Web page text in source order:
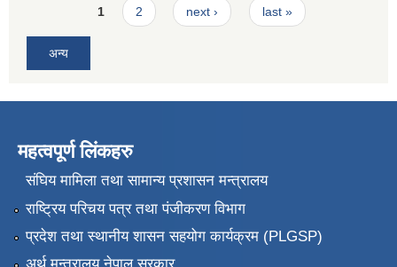
Pages1 2 next › last »
अन्य
महत्वपूर्ण लिंकहरु
संघिय मामिला तथा सामान्य प्रशासन मन्त्रालय
राष्ट्रिय परिचय पत्र तथा पंजीकरण विभाग
प्रदेश तथा स्थानीय शासन सहयोग कार्यक्रम (PLGSP)